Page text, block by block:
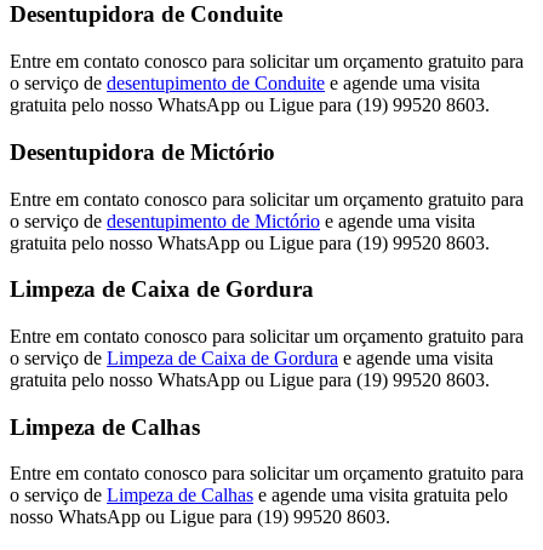
Desentupidora de Conduite
Entre em contato conosco para solicitar um orçamento gratuito para
o serviço de desentupimento de Conduite e agende uma visita
gratuita pelo nosso WhatsApp ou Ligue para (19) 99520 8603.
Desentupidora de Mictório
Entre em contato conosco para solicitar um orçamento gratuito para
o serviço de desentupimento de Mictório e agende uma visita
gratuita pelo nosso WhatsApp ou Ligue para (19) 99520 8603.
Limpeza de Caixa de Gordura
Entre em contato conosco para solicitar um orçamento gratuito para
o serviço de Limpeza de Caixa de Gordura e agende uma visita
gratuita pelo nosso WhatsApp ou Ligue para (19) 99520 8603.
Limpeza de Calhas
Entre em contato conosco para solicitar um orçamento gratuito para
o serviço de Limpeza de Calhas e agende uma visita gratuita pelo
nosso WhatsApp ou Ligue para (19) 99520 8603.